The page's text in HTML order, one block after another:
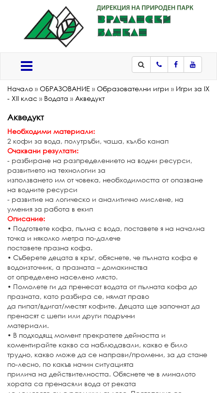
ТелефонFacebook
Начало » ОБРАЗОВАНИЕ » Образователни игри » Игри за IX
- XII клас » Водата » Акведукт
Акведукт
Необходими материали:
2 кофи за вода, полутръби, чаша, кълбо канап
Очаквани резултати:
- разбиране на разпределението на водни ресурси,
развитието на технологии за
използването им от човека, необходимостта от опазване
на водните ресурси
- развитие на логическо и аналитично мислене, на
умения за работа в екип
Описание:
• Подгответе кофа, пълна с вода, поставете я на начална
точка и няколко метра по-далече
поставете празна кофа.
• Съберете децата в кръг, обяснете, че пълната кофа е
водоизточник, а празната – домакинства
от определено населено място.
• Помолете ги да пренесат водата от пълната кофа до
празната, като разбира се, нямат право
да пипат/вдигат/местят кофите. Децата ще започнат да
пренасят с шепи или други подръчни
материали.
• В подходящ момент прекратете дейността и
коментирайте какво са наблюдавали, какво е било
трудно, какво може да се направи/промени, за да стане
по-лесно, по какъв начин ситуацията
прилича на действителността. Обяснете че в миналото
хората са пренасяли вода от реката